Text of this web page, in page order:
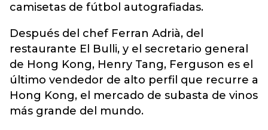
camisetas de fútbol autografiadas.
Después del chef Ferran Adrià, del
restaurante El Bulli, y el secretario general
de Hong Kong, Henry Tang, Ferguson es el
último vendedor de alto perfil que recurre a
Hong Kong, el mercado de subasta de vinos
más grande del mundo.